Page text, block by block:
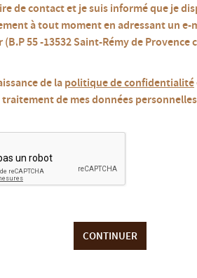
de contact et je suis informé que je
à tout moment en adressant un e-
55 -13532 Saint-Rémy de Provence
de lapolitique de confidentialité
de mes données
CONTINUER